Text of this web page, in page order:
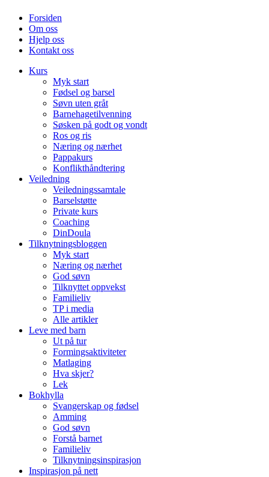
Forsiden
Om oss
Hjelp oss
Kontakt oss
Kurs
Myk start
Fødsel og barsel
Søvn uten gråt
Barnehagetilvenning
Søsken på godt og vondt
Ros og ris
Næring og nærhet
Pappakurs
Konflikthåndtering
Veiledning
Veiledningssamtale
Barselstøtte
Private kurs
Coaching
DinDoula
Tilknytningsbloggen
Myk start
Næring og nærhet
God søvn
Tilknyttet oppvekst
Familieliv
TP i media
Alle artikler
Leve med barn
Ut på tur
Formingsaktiviteter
Matlaging
Hva skjer?
Lek
Bokhylla
Svangerskap og fødsel
Amming
God søvn
Forstå barnet
Familieliv
Tilknytningsinspirasjon
Inspirasjon på nett